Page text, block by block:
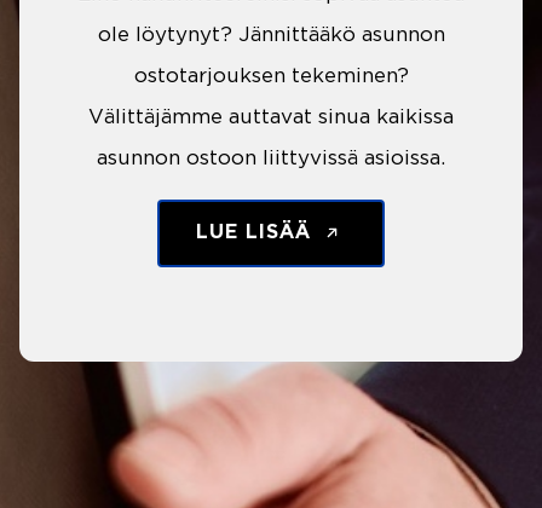
ole löytynyt? Jännittääkö asunnon
ostotarjouksen tekeminen?
Välittäjämme auttavat sinua kaikissa
asunnon ostoon liittyvissä asioissa.
LUE LISÄÄ